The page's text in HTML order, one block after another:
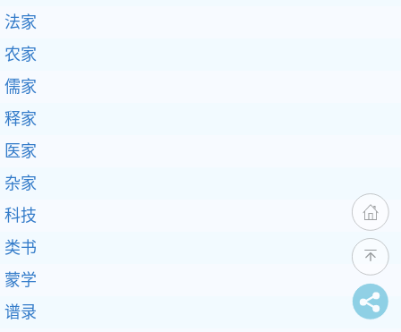
法家
农家
儒家
释家
医家
杂家
科技
类书
蒙学
谱录